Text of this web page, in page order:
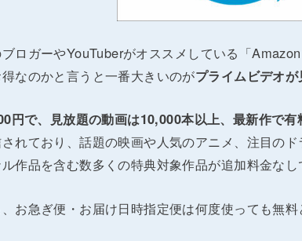
ロガーやYouTuberがオススメしている「
なのかと言うと一番大きいのがプライムビデオが
円で、見放題の動画は10,000本以上、最新作で
れており、話題の映画や人気のアニメ、注目の
作品を含む数多くの特典対象作品が追加料金なし
お急ぎ便・お届け日時指定便は何度使っても無